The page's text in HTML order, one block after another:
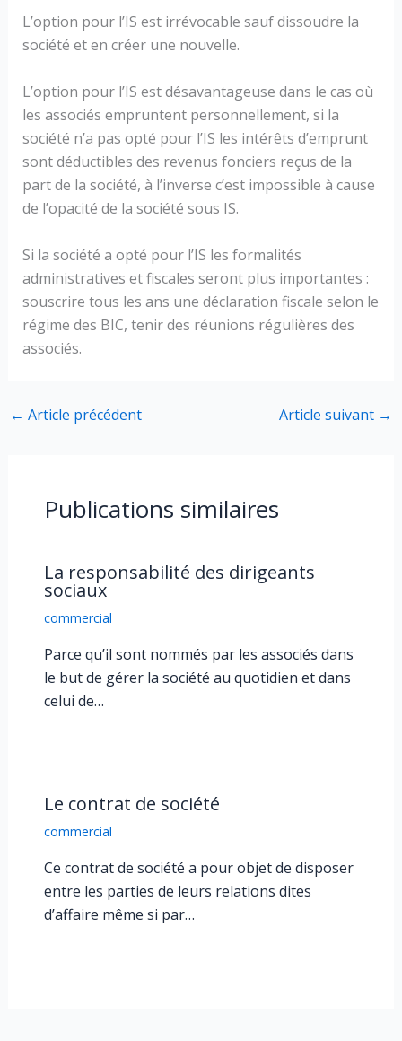
L’option pour l’IS est irrévocable sauf dissoudre la
société et en créer une nouvelle.
L’option pour l’IS est désavantageuse dans le cas où
les associés empruntent personnellement, si la
société n’a pas opté pour l’IS les intérêts d’emprunt
sont déductibles des revenus fonciers reçus de la
part de la société, à l’inverse c’est impossible à cause
de l’opacité de la société sous IS.
Si la société a opté pour l’IS les formalités
administratives et fiscales seront plus importantes :
souscrire tous les ans une déclaration fiscale selon le
régime des BIC, tenir des réunions régulières des
associés.
← Article précédent Article suivant →
Publications similaires
La responsabilité des dirigeants
sociaux
commercial
Parce qu’il sont nommés par les associés dans
le but de gérer la société au quotidien et dans
celui de…
Le contrat de société
commercial
Ce contrat de société a pour objet de disposer
entre les parties de leurs relations dites
d’affaire même si par…